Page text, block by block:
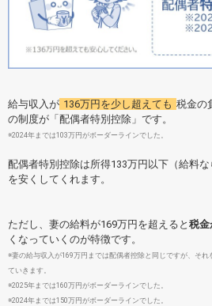
給与収入が 136万円を少し超えても 税金の
の制度が「配偶者特別控除」です。
※2024年までは103万円がボーダーラインでした。
配偶者特別控除は所得133万円以下（給料
を安くしてくれます。
ただし、妻の給料が169万円を超えると 税金
くなっていくのが特徴です。
※妻の給与収入が169万円までは配偶者控除と同じですが、そ
ていきます。
※2025年までは160万円がボーダーラインでした。
※2024年までは150万円がボーダーラインでした。